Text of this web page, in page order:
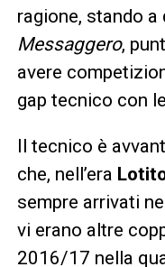
ragione, stando
Messaggero,
avere
gap tecnico con
Il tecnico è
che, nell’era
sempre arrivati
vi erano altre
2016/17 nella